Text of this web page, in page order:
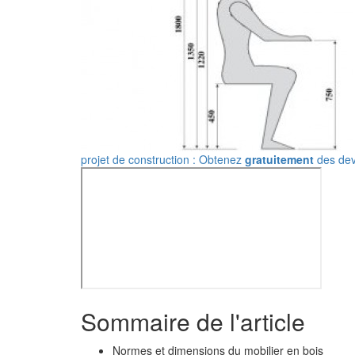
projet de construction : Obtenez gratuitement des
Sommaire de l'article
Normes et dimensions du mobilier en bois